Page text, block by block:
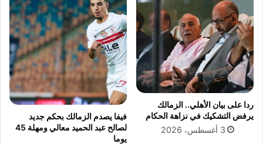
م
خ
ا
ل
فً
ا
ف
ي
ا
ع
د
خ
س
ا
ر
ة
ب
ي
ردا على بيان الأهلي.. الزمالك
يرفض التشكيك في نزاهة الحكام
3 أغسطس، 2026
فيفا يصدم الزمالك بحكم جديد
لصالح عبد الحميد معالي ومهلة 45
يوما